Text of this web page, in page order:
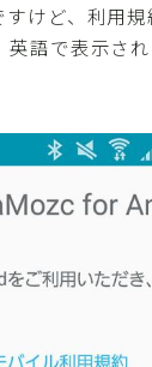
けど、利用
英語で表示さ